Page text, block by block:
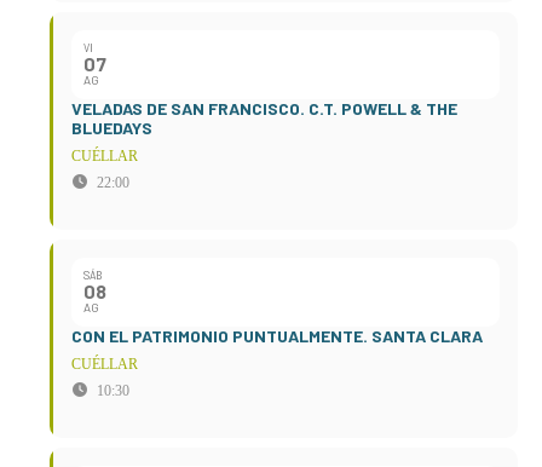
VI
07
AG
VELADAS DE SAN FRANCISCO. C.T. POWELL & THE
BLUEDAYS
CUÉLLAR
22:00
SÁB
08
AG
CON EL PATRIMONIO PUNTUALMENTE. SANTA CLARA
CUÉLLAR
10:30